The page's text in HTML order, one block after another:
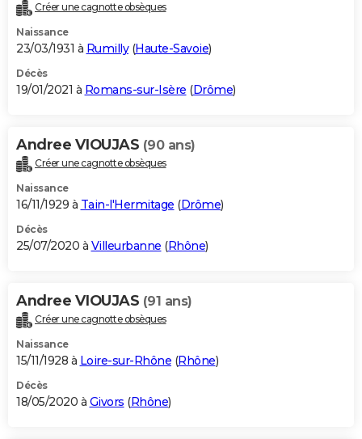
Créer une cagnotte obsèques
Naissance
23/03/1931 à Rumilly(Haute-Savoie)
Décès
19/01/2021 à Romans-sur-Isère (Drôme)
Andree VIOUJAS (90 ans)
Créer une cagnotte obsèques
Naissance
16/11/1929 à Tain-l'Hermitage (Drôme)
Décès
25/07/2020 à Villeurbanne (Rhône)
Andree VIOUJAS (91 ans)
Créer une cagnotte obsèques
Naissance
15/11/1928 à Loire-sur-Rhône (Rhône)
Décès
18/05/2020 à Givors (Rhône)